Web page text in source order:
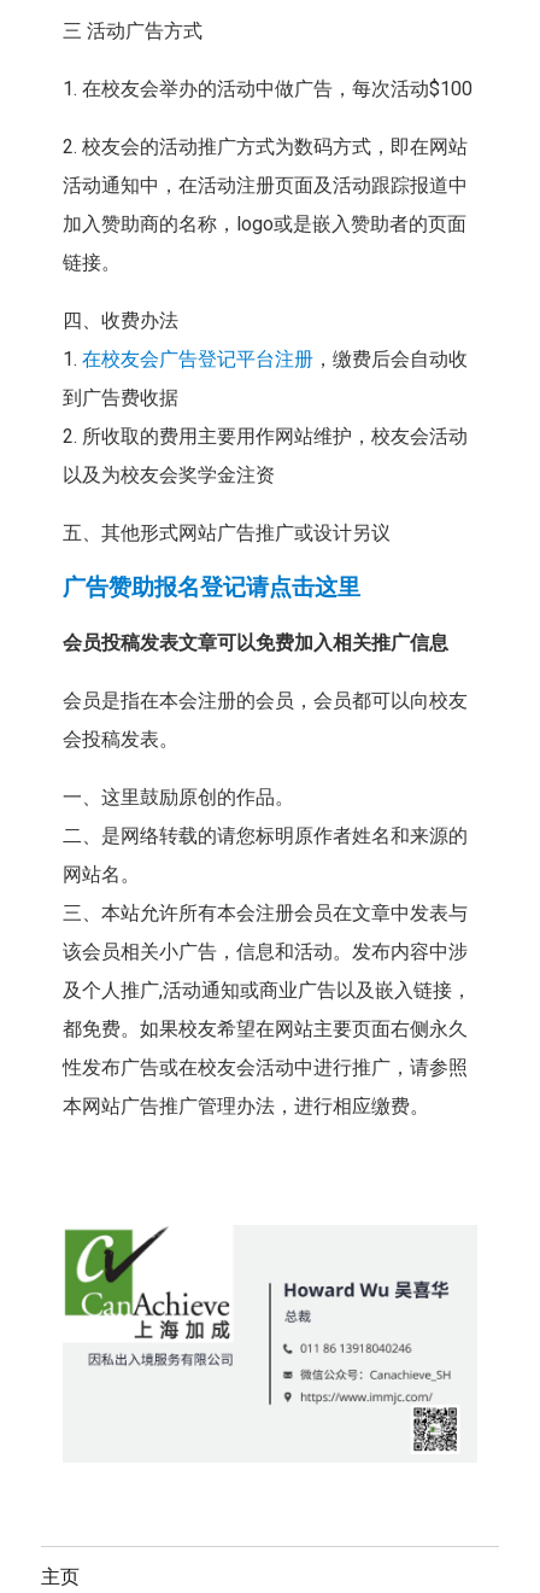
三 活动广告方式
1. 在校友会举办的活动中做广告，每次活动$100
2. 校友会的活动推广方式为数码方式，即在网站
活动通知中，在活动注册页面及活动跟踪报道中
加入赞助商的名称，logo或是嵌入赞助者的页面
链接。
四、收费办法
1. 在校友会广告登记平台注册，缴费后会自动收
到广告费收据
2. 所收取的费用主要用作网站维护，校友会活动
以及为校友会奖学金注资
五、其他形式网站广告推广或设计另议
广告赞助报名登记请点击这里
会员投稿发表文章可以免费加入相关推广信息
会员是指在本会注册的会员，会员都可以向校友
会投稿发表。
一、这里鼓励原创的作品。
二、是网络转载的请您标明原作者姓名和来源的
网站名。
三、本站允许所有本会注册会员在文章中发表与
该会员相关小广告，信息和活动。发布内容中涉
及个人推广,活动通知或商业广告以及嵌入链接，
都免费。如果校友希望在网站主要页面右侧永久
性发布广告或在校友会活动中进行推广，请参照
本网站广告推广管理办法，进行相应缴费。
主页